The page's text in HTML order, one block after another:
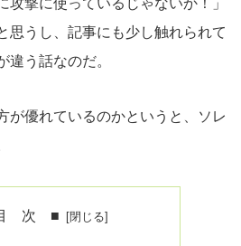
攻撃に使っているじゃないか！」
思うし、記事にも少し触れられて
違う話なのだ。
が優れているのかというと、ソレ
次 ■